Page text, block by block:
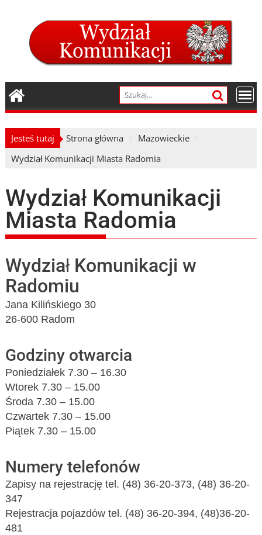
Jesteś tutaj Strona główna
Mazowieckie
Wydział Komunikacji Miasta Radomia
Wydział Komunikacji
Miasta Radomia
Wydział Komunikacji w
Radomiu
Jana Kilińskiego 30
26-600 Radom
Godziny otwarcia
Poniedziałek 7.30 – 16.30
Wtorek 7.30 – 15.00
Środa 7.30 – 15.00
Czwartek 7.30 – 15.00
Piątek 7.30 – 15.00
Numery telefonów
Zapisy na rejestrację tel. (48) 36-20-373, (48) 36-20-
347
Rejestracja pojazdów tel. (48) 36-20-394, (48)36-20-
481